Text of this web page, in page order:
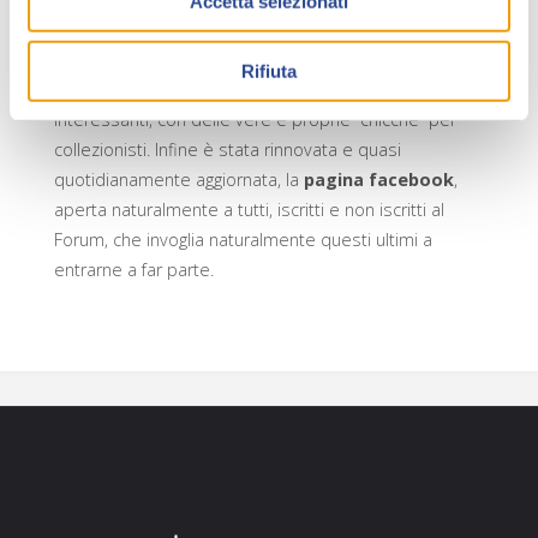
Rifiuta
Da poco tempo affianca il Forum anche il canale
Zagor Te Nay On air
interessanti, con delle vere e proprie “chicche” per
collezionisti. Infine è stata rinnovata e quasi
quotidianamente aggiornata, la pagina facebook,
aperta naturalmente a tutti, iscritti e non iscritti al
Forum, che invoglia naturalmente questi ultimi a
entrarne a far parte.